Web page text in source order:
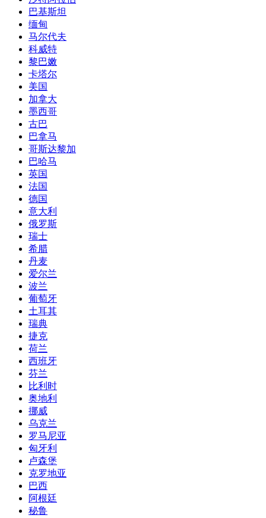
巴基斯坦
缅甸
马尔代夫
科威特
黎巴嫩
卡塔尔
美国
加拿大
墨西哥
古巴
巴拿马
哥斯达黎加
巴哈马
英国
法国
德国
意大利
俄罗斯
瑞士
希腊
丹麦
爱尔兰
波兰
葡萄牙
土耳其
瑞典
捷克
荷兰
西班牙
芬兰
比利时
奥地利
挪威
乌克兰
罗马尼亚
匈牙利
卢森堡
克罗地亚
巴西
阿根廷
秘鲁